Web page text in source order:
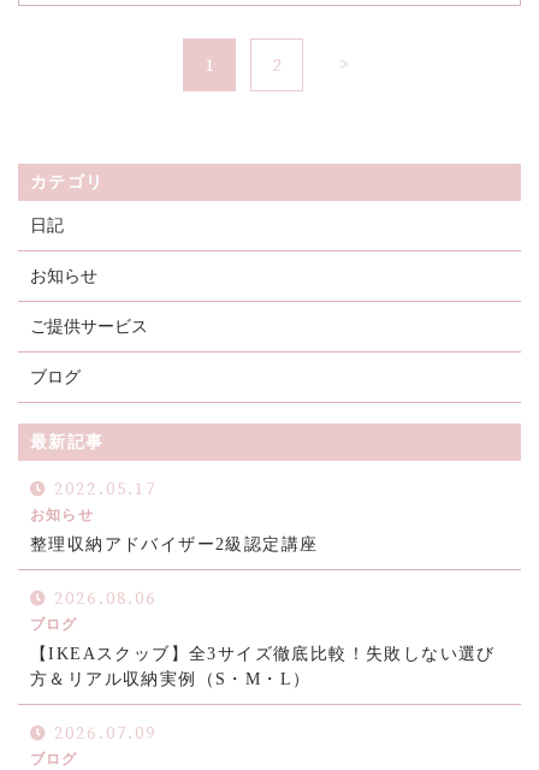
1 2
カテゴリ
日記
お知らせ
ご提供サービス
ブログ
最新記事
2022.05.17
お知らせ
整理収納アドバイザー2級認定講座
2026.08.06
ブログ
【IKEAスクッブ】全3サイズ徹底比較！失敗しない選び
方＆リアル収納実例（S・M・L）
2026.07.09
ブログ